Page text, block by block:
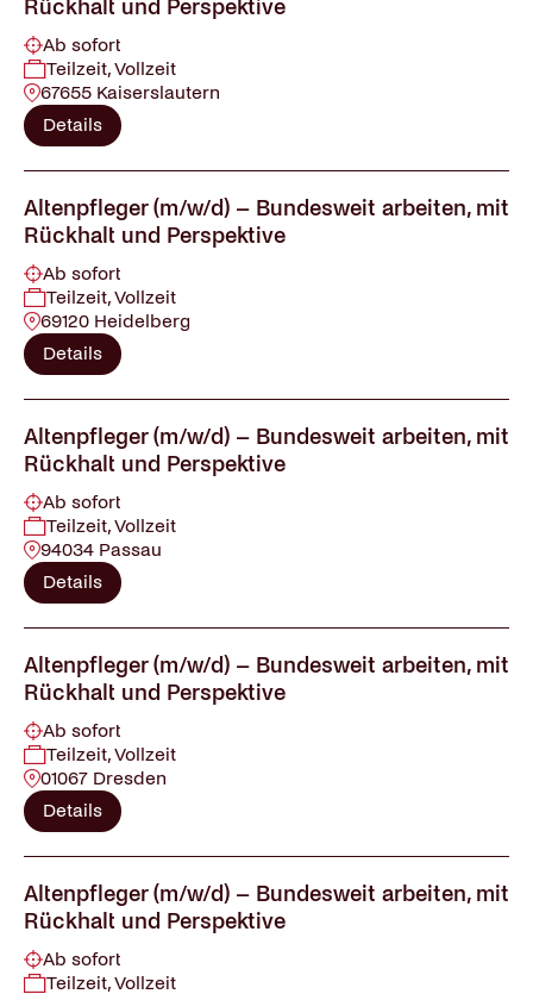
Rückhalt und Perspektive
Ab sofort
Teilzeit, Vollzeit
67655 Kaiserslautern
Details
Altenpfleger (m/w/d) – Bundesweit arbeiten, mit
Rückhalt und Perspektive
Ab sofort
Teilzeit, Vollzeit
69120 Heidelberg
Details
Altenpfleger (m/w/d) – Bundesweit arbeiten, mit
Rückhalt und Perspektive
Ab sofort
Teilzeit, Vollzeit
94034 Passau
Details
Altenpfleger (m/w/d) – Bundesweit arbeiten, mit
Rückhalt und Perspektive
Ab sofort
Teilzeit, Vollzeit
01067 Dresden
Details
Altenpfleger (m/w/d) – Bundesweit arbeiten, mit
Rückhalt und Perspektive
Ab sofort
Teilzeit, Vollzeit